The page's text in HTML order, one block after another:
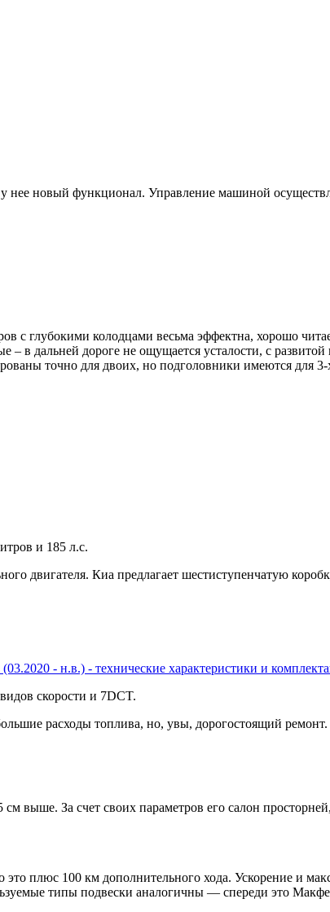
новый функционал. Управление машиной
с глубокими колодцами весьма эффектна, хорошо
в дальней дороге не ощущается усталости, с
точно для двоих, но подголовники имеются для
и 185 л.с.
двигателя. Киа предлагает шестиступенчатую
- н.в.) - технические характеристики и
скорости и 7DCT.
расходы топлива, но, увы, дорогостоящий
выше. За счет своих параметров его салон
плюс 100 км дополнительного хода. Ускорение и
типы подвески аналогичны — спереди это